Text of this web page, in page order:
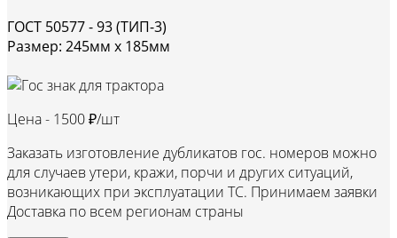
ГОСТ 50577 - 93 (ТИП-3)
Размер: 245мм х 185мм
Цена - 1500 ₽/шт
Заказать изготовление дубликатов гос. номеров можно
для случаев утери, кражи, порчи и других ситуаций,
возникающих при эксплуатации ТС. Принимаем заявки
Доставка по всем регионам страны